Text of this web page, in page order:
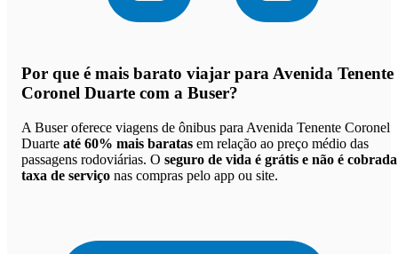
Por que é mais barato viajar para Avenida Tenente
Coronel Duarte com a Buser?
A Buser oferece viagens de ônibus para Avenida Tenente Coronel
Duarte até 60% mais baratas em relação ao preço médio das
passagens rodoviárias. O seguro de vida é grátis e não é cobrada
taxa de serviço nas compras pelo app ou site.